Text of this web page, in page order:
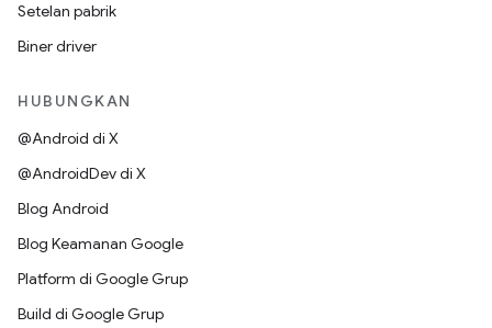
Setelan pabrik
Biner driver
HUBUNGKAN
@Android di X
@AndroidDev di X
Blog Android
Blog Keamanan Google
Platform di Google Grup
Build di Google Grup